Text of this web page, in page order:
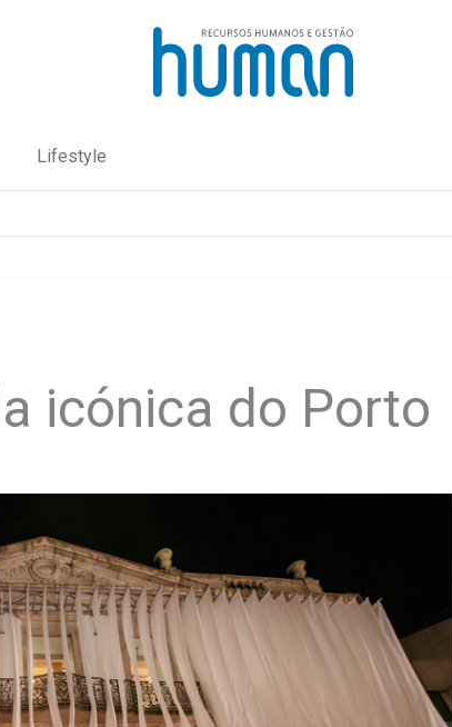
Lifestyle
icónica do Porto